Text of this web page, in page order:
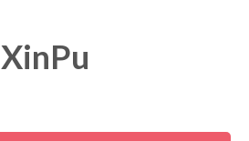
XinPu